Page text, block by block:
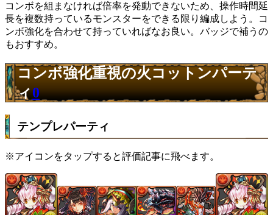
コンボを組まなければ倍率を発動できないため、操作時間延
長を複数持っているモンスターをできる限り編成しよう。コ
ンボ強化を合わせて持っていればなお良い。バッジで補うの
もおすすめ。
コンボ強化重視の火コットンパーテ
ィ0
テンプレパーティ
※アイコンをタップすると評価記事に飛べます。